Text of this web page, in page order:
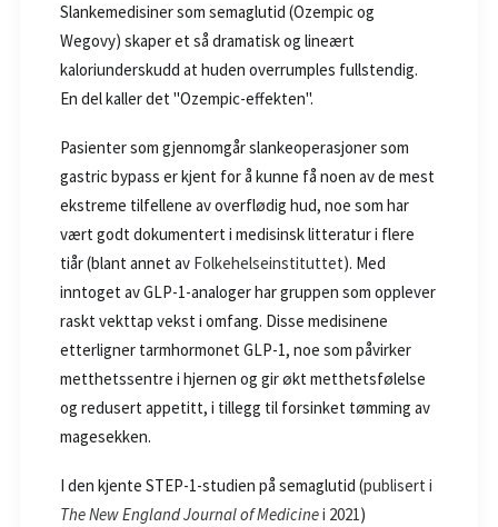
Slankemedisiner som semaglutid (Ozempic og
Wegovy) skaper et så dramatisk og lineært
kaloriunderskudd at huden overrumples fullstendig.
En del kaller det "Ozempic-effekten".
Pasienter som gjennomgår slankeoperasjoner som
gastric bypass er kjent for å kunne få noen av de mest
ekstreme tilfellene av overflødig hud, noe som har
vært godt dokumentert i medisinsk litteratur i flere
tiår (blant annet av Folkehelseinstituttet). Med
inntoget av GLP-1-analoger har gruppen som opplever
raskt vekttap vekst i omfang. Disse medisinene
etterligner tarmhormonet GLP-1, noe som påvirker
metthetssentre i hjernen og gir økt metthetsfølelse
og redusert appetitt, i tillegg til forsinket tømming av
magesekken.
I den kjente STEP-1-studien på semaglutid (publisert i
The New England Journal of Medicinei 2021)